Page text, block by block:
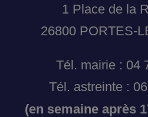
1 Place de la
26800 PORTES-
Tél. mairie : 04
Tél. astreinte :
(en semaine après